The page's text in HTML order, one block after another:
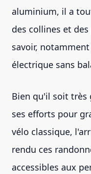
aluminium, il a
des collines et
savoir,
électrique sans
Bien qu'il soit très
ses efforts pour
vélo classique,
rendu ces
accessibles aux